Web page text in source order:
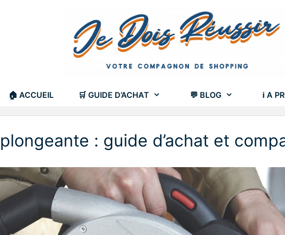
🏠 ACCUEIL 🛒 GUIDE D’ACHAT 💬 BLOG ℹ A
: guide d’achat et